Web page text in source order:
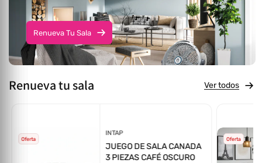
Renueva Tu Sala
Renueva tu sala Ver todos
Oferta Proveedor:
INTAP
JUEGO DE SALA CANADA
3 PIEZAS CAFÉ OSCURO
Oferta